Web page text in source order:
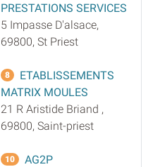
PRESTATIONS SERVICES
5 Impasse D'alsace,
69800, St Priest
8
ETABLISSEMENTS
MATRIX MOULES
21 R Aristide Briand ,
69800, Saint-priest
10
AG2P